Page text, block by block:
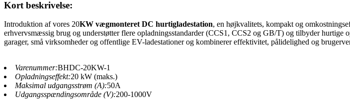
Kort beskrivelse:
Introduktion af vores 20KW vægmonteret DC hurtigladestation, en højkvalitets, kompakt og
erhvervsmæssig brug og understøtter flere opladningsstandarder (CCS1, CCS2 og GB/T) og tilbyder
garager, små virksomheder og offentlige EV-ladestationer og kombinerer effektivitet, pålidelighed og
Varenummer:BHDC-20KW-1
Opladningseffekt:20 kW (maks.)
Maksimal udgangsstrøm (A):50A
Udgangsspændingsområde (V):200-1000V